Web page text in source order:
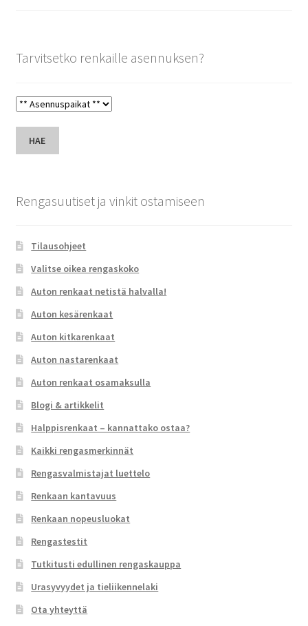
Tarvitsetko renkaille asennuksen?
HAE
Rengasuutiset ja vinkit ostamiseen
Tilausohjeet
Valitse oikea rengaskoko
Auton renkaat netistä halvalla!
Auton kesärenkaat
Auton kitkarenkaat
Auton nastarenkaat
Auton renkaat osamaksulla
Blogi & artikkelit
Halppisrenkaat – kannattako ostaa?
Kaikki rengasmerkinnät
Rengasvalmistajat luettelo
Renkaan kantavuus
Renkaan nopeusluokat
Rengastestit
Tutkitusti edullinen rengaskauppa
Urasyvyydet ja tieliikennelaki
Ota yhteyttä